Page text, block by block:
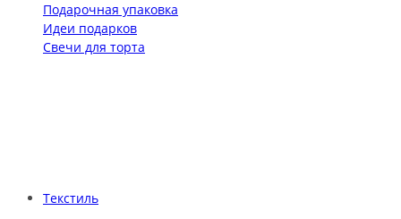
Подарочная упаковка
Идеи подарков
Свечи для торта
Текстиль